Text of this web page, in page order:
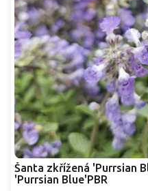
Šanta zkřížená 'Purrsian
'Purrsian Blue'PBR